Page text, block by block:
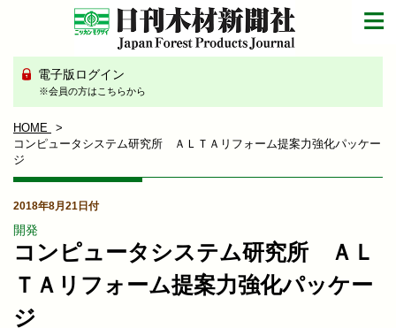
電子版ログイン
※会員の方はこちらから
HOME
コンピュータシステム研究所 ＡＬＴＡリフォーム提案力強化パッケー
ジ
2018年8月21日付
開発
コンピュータシステム研究所 ＡＬ
ＴＡリフォーム提案力強化パッケー
ジ